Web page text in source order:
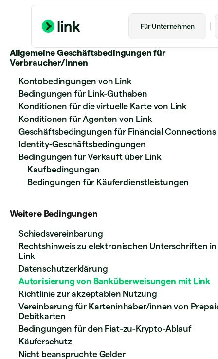
Für Unternehmen
Allgemeine Geschäftsbedingungen für
Verbraucher/innen
Kontobedingungen von Link
Bedingungen für Link-Guthaben
Konditionen für die virtuelle Karte von Link
Konditionen für Agenten von Link
Geschäftsbedingungen für Financial Connections
Identity-Geschäftsbedingungen
Bedingungen für Verkauft über Link
Kaufbedingungen
Bedingungen für Käuferdienstleistungen
Weitere Bedingungen
Schiedsvereinbarung
Rechtshinweis zu elektronischen Unterschriften in
Link
Datenschutzerklärung
Autorisierung von Banküberweisungen mit Link
Richtlinie zur akzeptablen Nutzung
Vereinbarung für Karteninhaber/innen von
Debitkarten
Bedingungen für den Fiat-zu-Krypto-Ablauf
Käuferschutz
Nicht beanspruchte Gelder